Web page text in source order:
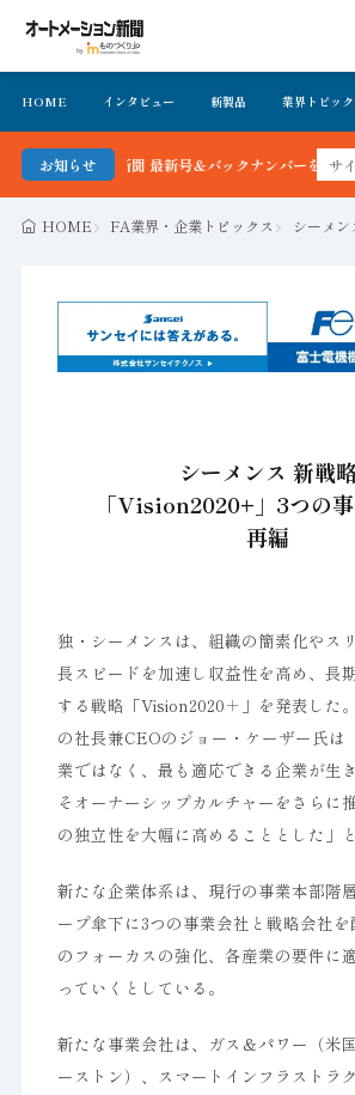
HOME インタビュー 新製品 業界トピッ
お知らせ
ョン新聞 最新号＆バックナンバーを無料で公開中 詳
HOME FA業界・企業トピックス シーメ
シーメンス 新戦
「Vision2020+」3つの
再編
独・シーメンスは、組織の簡素化やス
長スピードを加速し収益性を高め、長
する戦略「Vision2020＋」を発表した
の社長兼CEOのジョー・ケーザー氏は
業ではなく、最も適応できる企業が生
そオーナーシップカルチャーをさらに
の独立性を大幅に高めることとした」
新たな企業体系は、現行の事業本部階
ープ傘下に3つの事業会社と戦略会社
のフォーカスの強化、各産業の要件に
っていくとしている。
新たな事業会社は、ガス＆パワー（米
ーストン）、スマートインフラストラ